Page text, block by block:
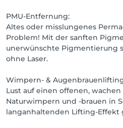
PMU-Entfernung:
Altes oder misslungenes
Problem! Mit der sanften
unerwünschte Pigmentierung
ohne Laser.
Wimpern- &
Lust auf einen offenen, wachen
Naturwimpern und -brauen in
langanhaltenden Lifting-Effekt